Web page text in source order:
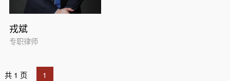
戎斌
专职律师
共 1 页 1